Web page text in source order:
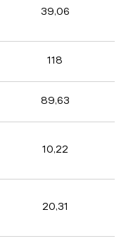
39,06
118
89,63
10,22
20,31